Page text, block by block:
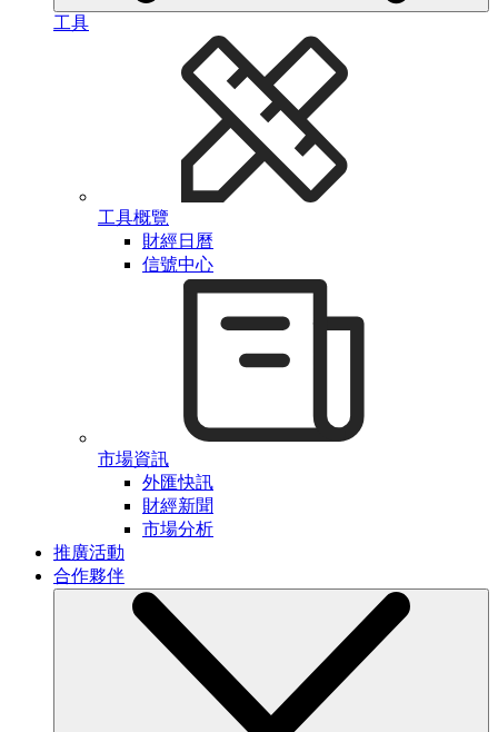
工具
工具概覽
財經日曆
信號中心
市場資訊
外匯快訊
財經新聞
市場分析
推廣活動
合作夥伴